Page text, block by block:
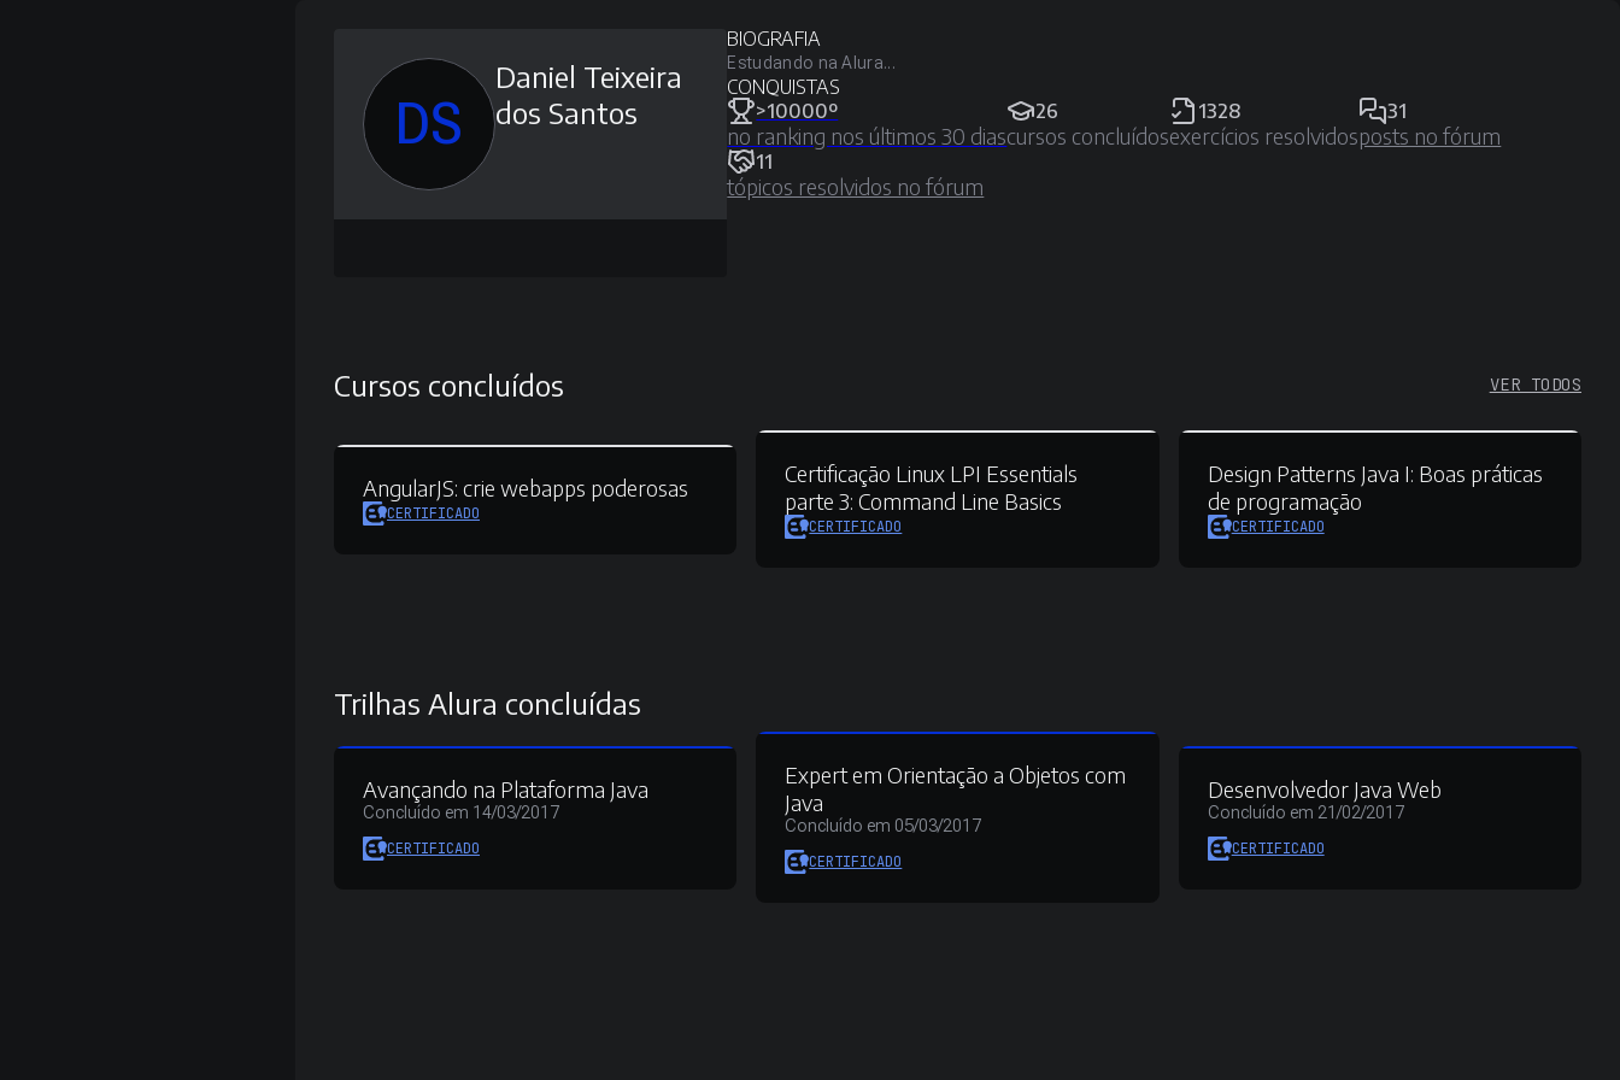
DS
Daniel Teixeira
dos Santos
BIOGRAFIA
Estudando na Alura...
CONQUISTAS
>10000º
no ranking nos últimos 30 dias
26
cursos concluídos
1328
exercícios resolvidos
31
posts no fórum
11
tópicos resolvidos no fórum
Cursos concluídos VER TODOS
AngularJS: crie webapps poderosas
CERTIFICADO
Certificação Linux LPI Essentials
parte 3: Command Line Basics
CERTIFICADO
Design Patterns Java I: Boas práticas
de programação
CERTIFICADO
Trilhas Alura concluídas
Avançando na Plataforma Java
Concluído em 14/03/2017
CERTIFICADO
Expert em Orientação a Objetos com
Java
Concluído em 05/03/2017
CERTIFICADO
Desenvolvedor Java Web
Concluído em 21/02/2017
CERTIFICADO